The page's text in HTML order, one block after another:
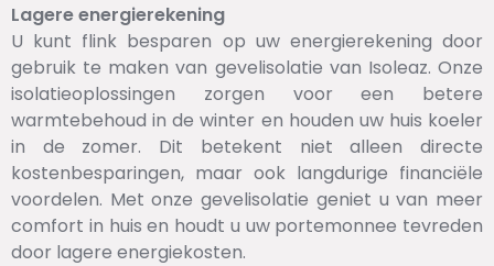
Lagere energierekening
U kunt flink besparen op uw energierekening door
gebruik te maken van gevelisolatie van Isoleaz. Onze
isolatieoplossingen zorgen voor een betere
warmtebehoud in de winter en houden uw huis koeler
in de zomer. Dit betekent niet alleen directe
kostenbesparingen, maar ook langdurige financiële
voordelen. Met onze gevelisolatie geniet u van meer
comfort in huis en houdt u uw portemonnee tevreden
door lagere energiekosten.